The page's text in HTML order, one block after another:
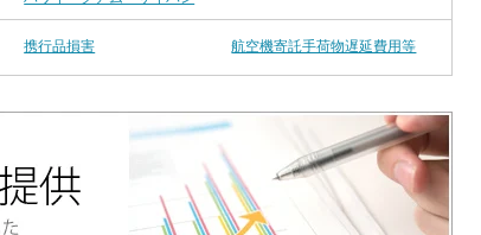
携行品損害 航空機寄託手荷物遅延費用等